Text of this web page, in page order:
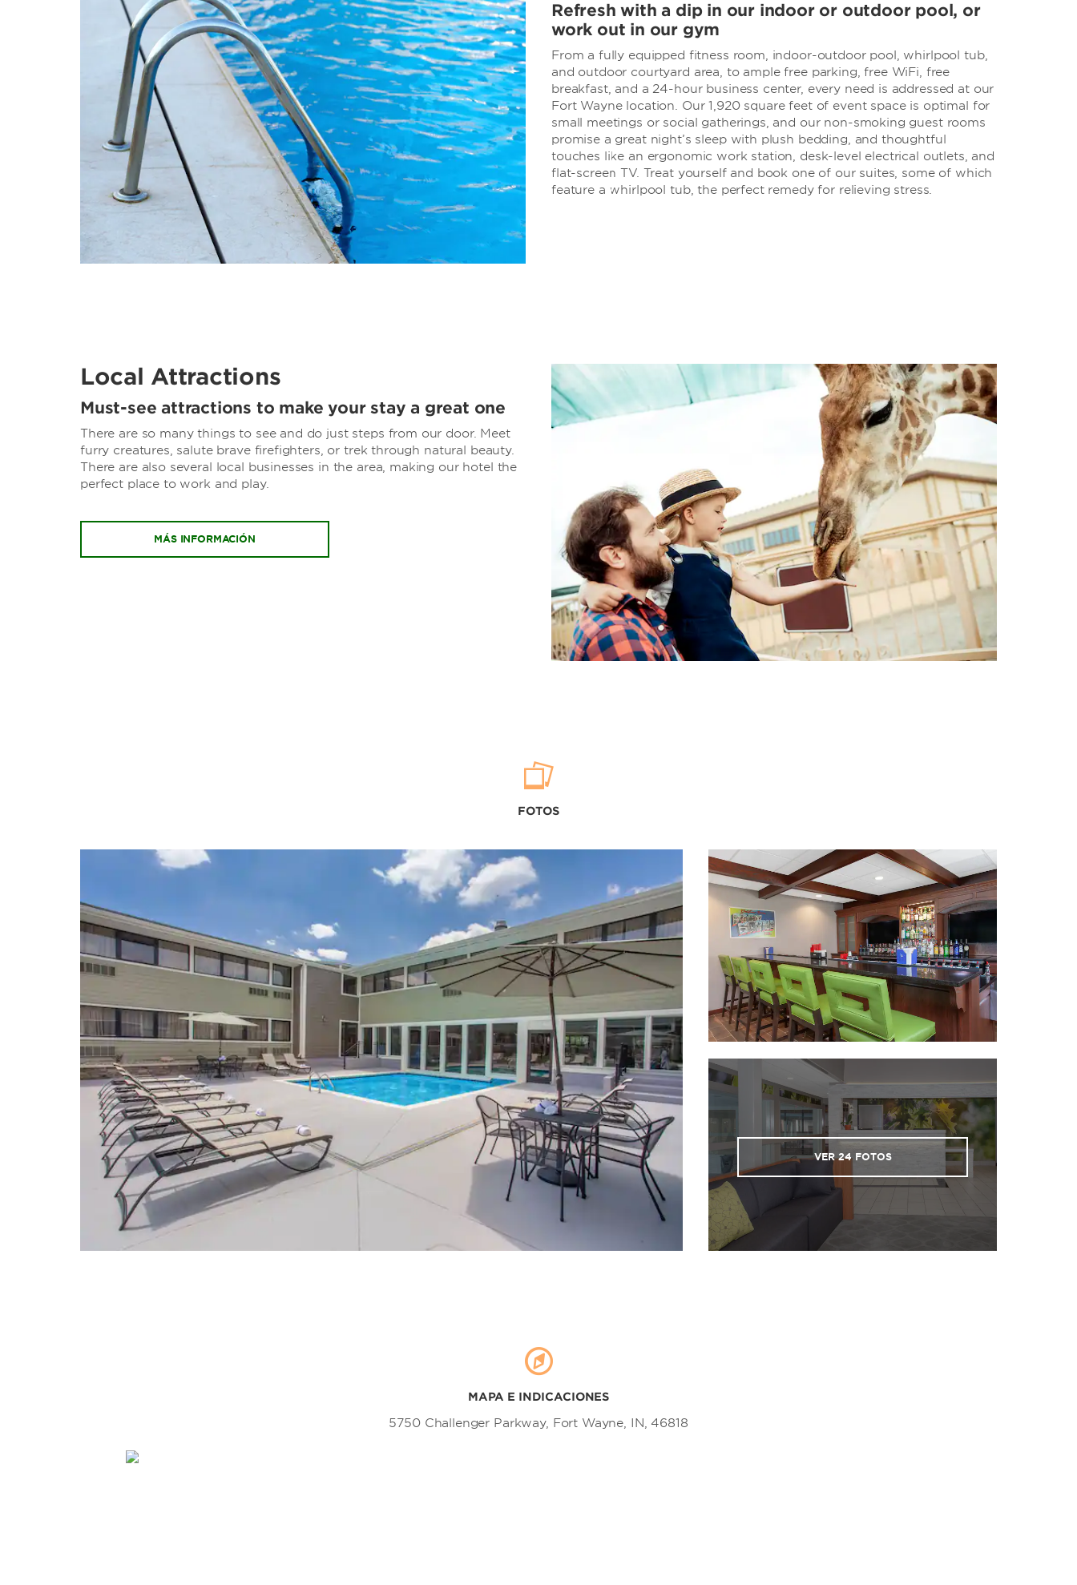
Refresh with a dip in our indoor or outdoor pool, or
work out in our gym
From a fully equipped fitness room, indoor-outdoor pool, whirlpool tub,
and outdoor courtyard area, to ample free parking, free WiFi, free
breakfast, and a 24-hour business center, every need is addressed at our
Fort Wayne location. Our 1,920 square feet of event space is optimal for
small meetings or social gatherings, and our non-smoking guest rooms
promise a great night’s sleep with plush bedding, and thoughtful
touches like an ergonomic work station, desk-level electrical outlets, and
flat-screen TV. Treat yourself and book one of our suites, some of which
feature a whirlpool tub, the perfect remedy for relieving stress.
Local Attractions
Must-see attractions to make your stay a great one
There are so many things to see and do just steps from our door. Meet
furry creatures, salute brave firefighters, or trek through natural beauty.
There are also several local businesses in the area, making our hotel the
perfect place to work and play.
MÁS INFORMACIÓN
FOTOS
VER24FOTOS
MAPA E INDICACIONES
5750 Challenger Parkway, Fort Wayne, IN, 46818